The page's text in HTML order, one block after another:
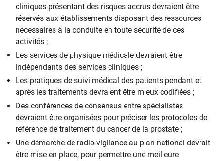
cliniques présentant des risques accrus devraient être
réservés aux établissements disposant des ressources
nécessaires à la conduite en toute sécurité de ces
activités ;
Les services de physique médicale devraient être
indépendants des services cliniques ;
Les pratiques de suivi médical des patients pendant et
après les traitements devraient être mieux codifiées ;
Des conférences de consensus entre spécialistes
devraient être organisées pour préciser les protocoles de
référence de traitement du cancer de la prostate ;
Une démarche de radio-vigilance au plan national devrait
être mise en place, pour permettre une meilleure